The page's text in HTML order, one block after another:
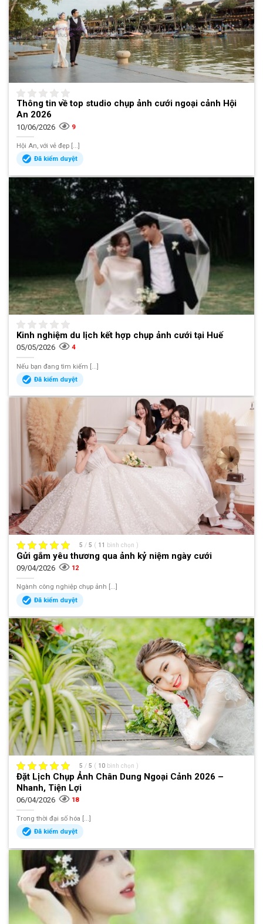
Thông tin về top studio chụp ảnh cưới ngoại cảnh Hội
An 2026
10/06/2026 9
Hội An, với vẻ đẹp [...]
Đã kiểm duyệt
Kinh nghiệm du lịch kết hợp chụp ảnh cưới tại Huế
05/05/2026 4
Nếu bạn đang tìm kiếm [...]
Đã kiểm duyệt
5 / 5 ( 11 bình chọn )
Gửi gắm yêu thương qua ảnh kỷ niệm ngày cưới
09/04/2026 12
Ngành công nghiệp chụp ảnh [...]
Đã kiểm duyệt
5 / 5 ( 10 bình chọn )
Đặt Lịch Chụp Ảnh Chân Dung Ngoại Cảnh 2026 –
Nhanh, Tiện Lợi
06/04/2026 18
Trong thời đại số hóa [...]
Đã kiểm duyệt